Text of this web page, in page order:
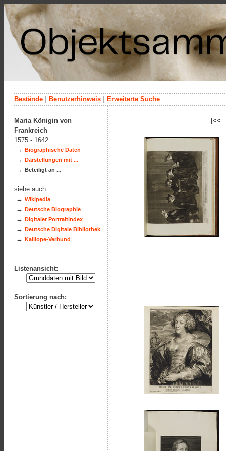
Bestände Benutzerhinweis Erweiterte Suche
Maria Königin von
Frankreich
1575 - 1642
→ Biographische Daten
→ Darstellungen mit ...
→ Beteiligt an ...
siehe auch
→ Wikipedia
→ Deutsche Biographie
→ Digitaler Portraitindex
→ Deutsche Digitale Bibliothek
→ Kalliope-Verbund
Listenansicht:
Sortierung nach: